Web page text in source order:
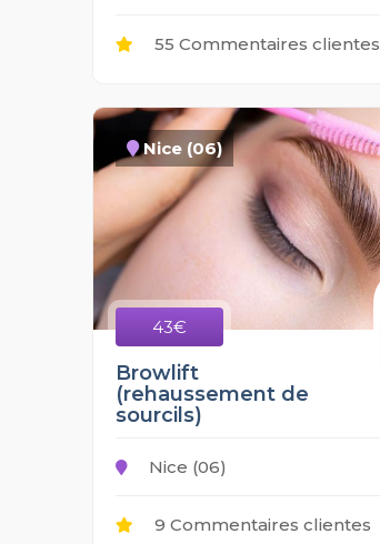
55 Commentaires clientes
Nice (06)
43€
Browlift
(rehaussement de
sourcils)
Nice (06)
9 Commentaires clientes